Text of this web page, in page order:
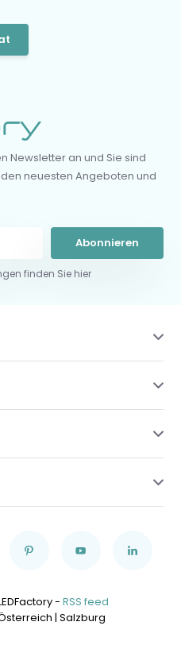
Newsletter an und Sie sind
neuesten Angeboten und
Abonnieren
finden Sie hier
- RSS feed
| Salzburg